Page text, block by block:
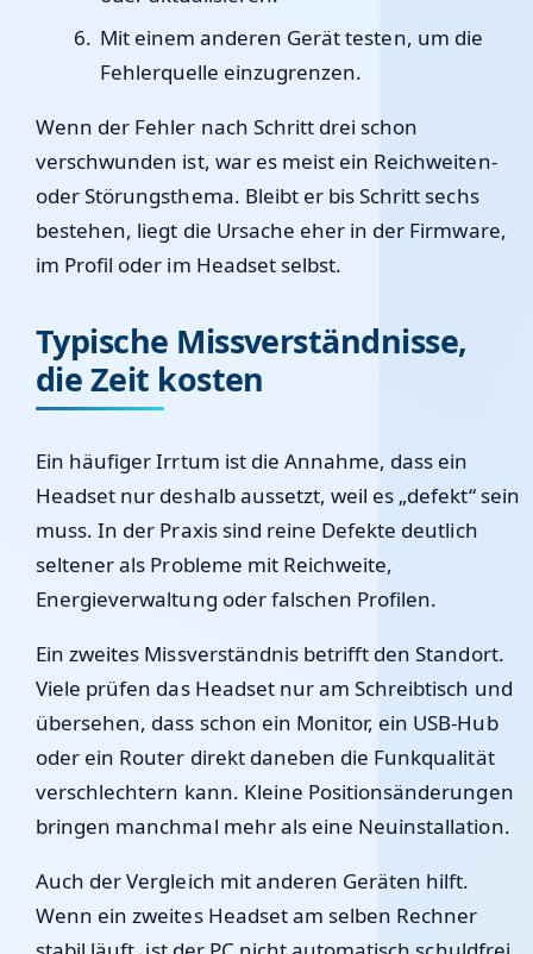
Mit einem anderen Gerät testen, um die
Fehlerquelle einzugrenzen.
Wenn der Fehler nach Schritt drei schon
verschwunden ist, war es meist ein Reichweiten-
oder Störungsthema. Bleibt er bis Schritt sechs
bestehen, liegt die Ursache eher in der Firmware,
im Profil oder im Headset selbst.
Typische Missverständnisse,
die Zeit kosten
Ein häufiger Irrtum ist die Annahme, dass ein
Headset nur deshalb aussetzt, weil es „defekt“ sein
muss. In der Praxis sind reine Defekte deutlich
seltener als Probleme mit Reichweite,
Energieverwaltung oder falschen Profilen.
Ein zweites Missverständnis betrifft den Standort.
Viele prüfen das Headset nur am Schreibtisch und
übersehen, dass schon ein Monitor, ein USB-Hub
oder ein Router direkt daneben die Funkqualität
verschlechtern kann. Kleine Positionsänderungen
bringen manchmal mehr als eine Neuinstallation.
Auch der Vergleich mit anderen Geräten hilft.
Wenn ein zweites Headset am selben Rechner